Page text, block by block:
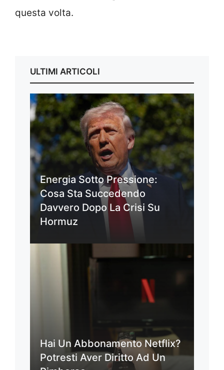
questa volta.
ULTIMI ARTICOLI
Energia Sotto Pressione:
Cosa Sta Succedendo
Davvero Dopo La Crisi Su
Hormuz
Hai Un Abbonamento Netflix?
Potresti Aver Diritto Ad Un